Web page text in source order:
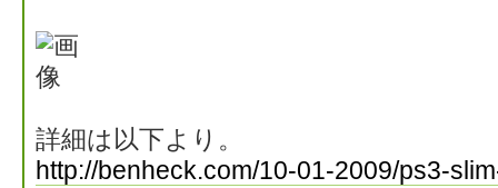
詳細は以下より。
http://benheck.com/10-01-2009/ps3-